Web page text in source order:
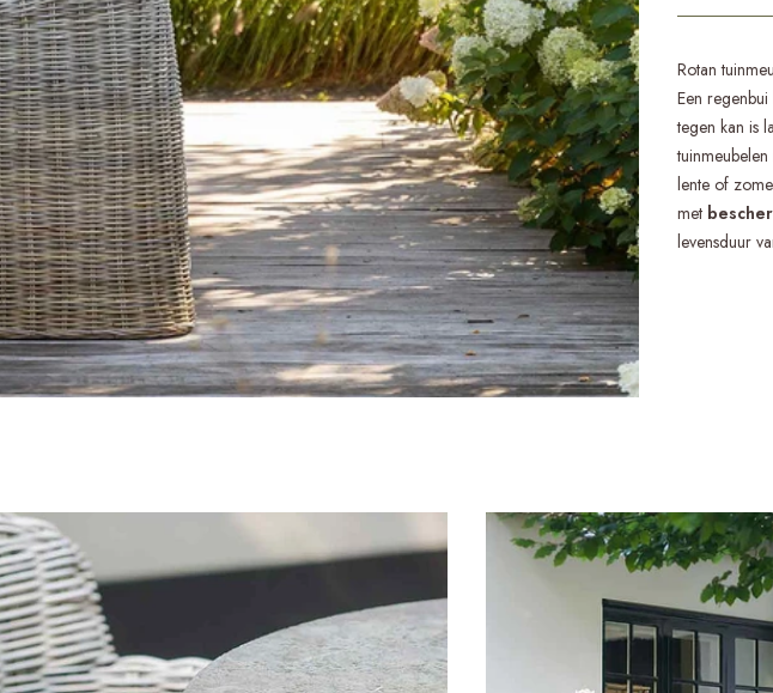
Rotan
Een
tegen kan is
lente of
met
levensduur